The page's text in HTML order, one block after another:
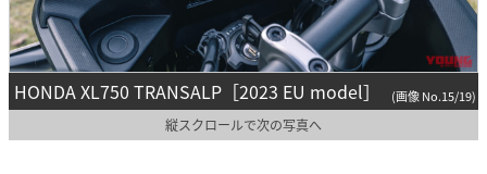
HONDA XL750 TRANSALP［2023 EU model］ (画像 No.15/19)
縦スクロールで次の写真へ